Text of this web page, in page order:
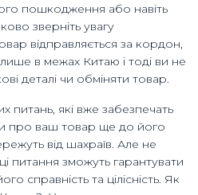
пошкодження або навіть
зверніть увагу
відправляється за кордон,
лише в межах Китаю і тоді ви не
деталі чи обміняти товар.
питань, які вже забезпечать
про ваш товар ще до його
від шахраїв. Але не
питання зможуть гарантувати
справність та цілісність. Як